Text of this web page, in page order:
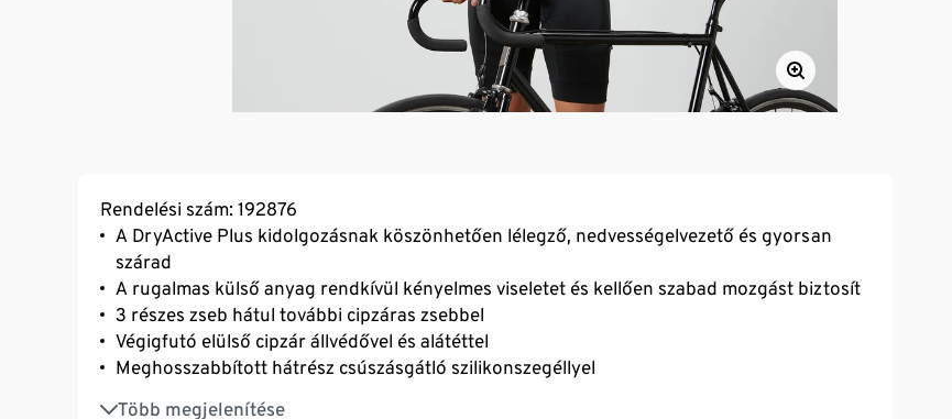
Rendelési szám: 192876
A DryActive Plus kidolgozásnak köszönhetően lélegző, nedvességelvezető és gyorsan
szárad
A rugalmas külső anyag rendkívül kényelmes viseletet és kellően szabad mozgást biztosít
3 részes zseb hátul további cipzáras zsebbel
Végigfutó elülső cipzár állvédővel és alátéttel
Meghosszabbított hátrész csúszásgátló szilikonszegéllyel
Több megjelenítése
Széles és szorosan illeszkedő ujjvég